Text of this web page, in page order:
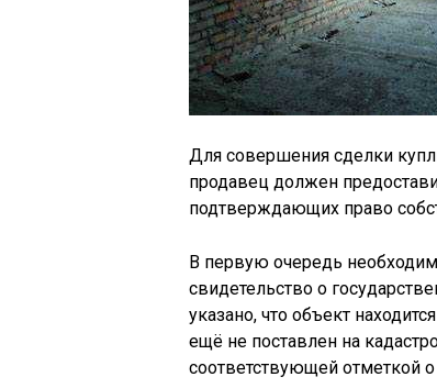
Для совершения сделки
продавец должен
подтверждающих право
В первую очередь
свидетельство о
указано, что объект
ещё не поставлен на
соответствующей отметкой о